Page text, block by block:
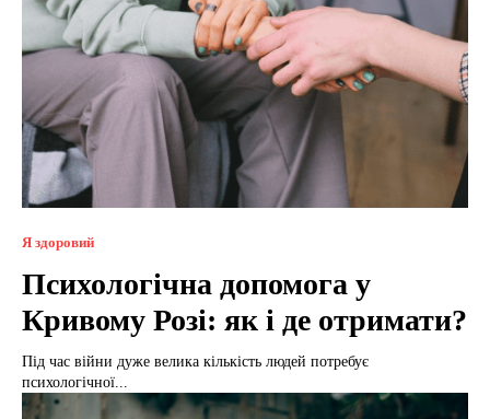
Я здоровий
Психологічна допомога у
Кривому Розі: як і де отримати?
Під час війни дуже велика кількість людей потребує
психологічної...